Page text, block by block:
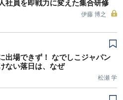
社員を即戦力に変えた集合研修
伊藤 博之
出場できず！ なでしこジャパン
ない落日は、なぜ
松瀬 学